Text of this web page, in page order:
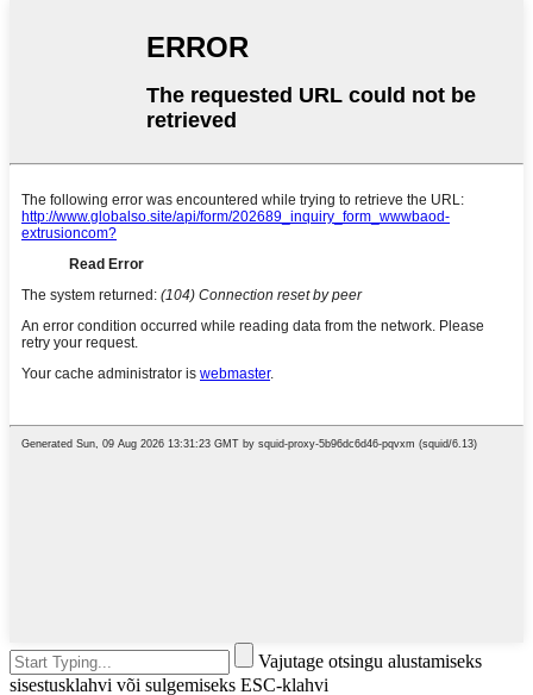
Vajutage otsingu alustamiseks
sisestusklahvi või sulgemiseks ESC-klahvi